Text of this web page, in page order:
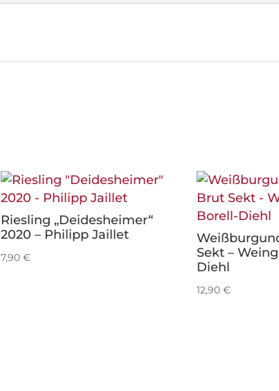
Riesling „Deidesheimer“
2020 – Philipp Jaillet
7,90€
Sekt –
Diehl
12,90 €